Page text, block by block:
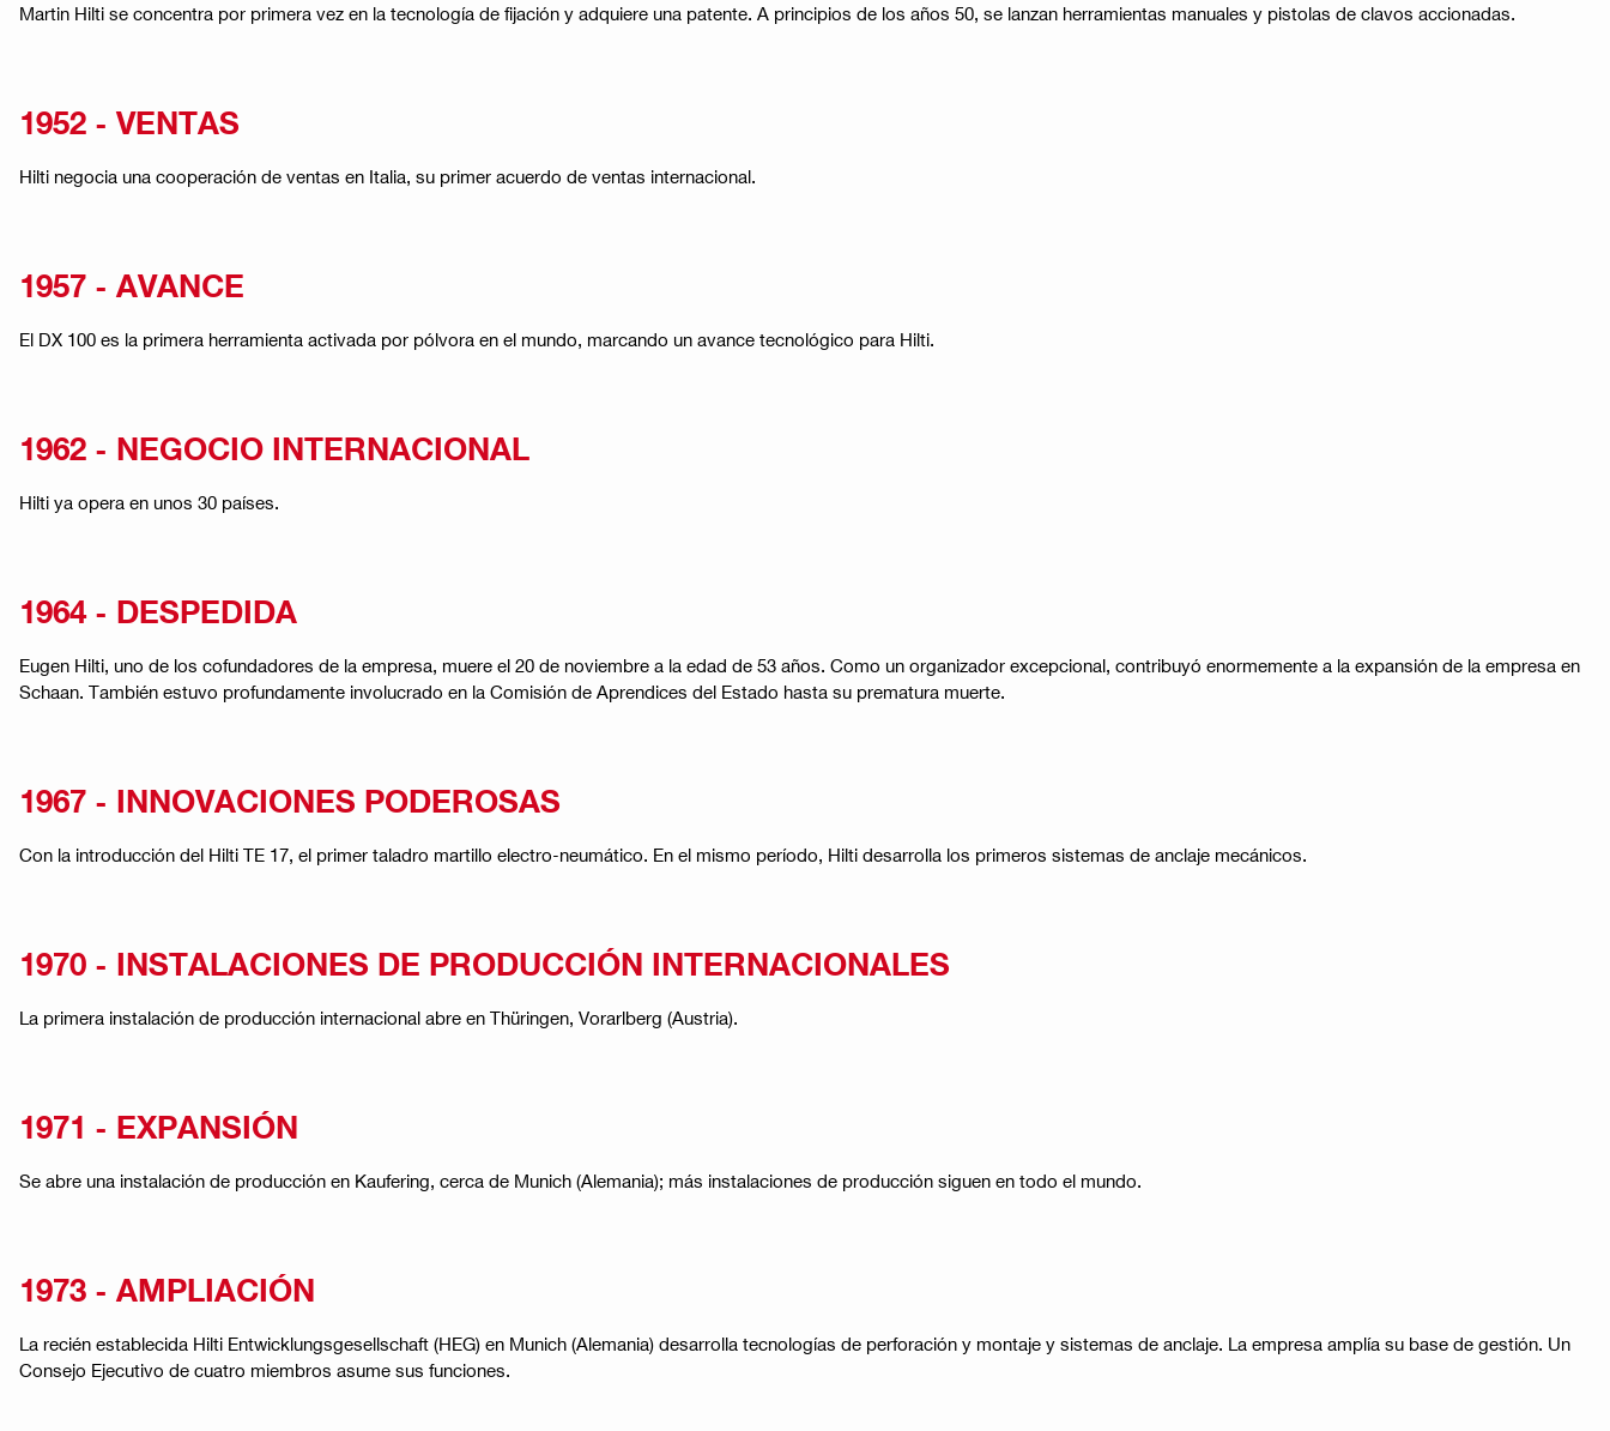
Martin Hilti se concentra por primera vez en la tecnología de fijación y adquiere una patente. A principios de los años 50, se lanzan herramientas manuales y pistolas de clavos accionadas.
1952 - VENTAS
Hilti negocia una cooperación de ventas en Italia, su primer acuerdo de ventas internacional.
1957 - AVANCE
El DX 100 es la primera herramienta activada por pólvora en el mundo, marcando un avance tecnológico para Hilti.
1962 - NEGOCIO INTERNACIONAL
Hilti ya opera en unos 30 países.
1964 - DESPEDIDA
Eugen Hilti, uno de los cofundadores de la empresa, muere el 20 de noviembre a la edad de 53 años. Como un organizador excepcional, contribuyó enormemente a la expansión de la empresa en
Schaan. También estuvo profundamente involucrado en la Comisión de Aprendices del Estado hasta su prematura muerte.
1967 - INNOVACIONES PODEROSAS
Con la introducción del Hilti TE 17, el primer taladro martillo electro-neumático. En el mismo período, Hilti desarrolla los primeros sistemas de anclaje mecánicos.
1970 - INSTALACIONES DE PRODUCCIÓN INTERNACIONALES
La primera instalación de producción internacional abre en Thüringen, Vorarlberg (Austria).
1971 - EXPANSIÓN
Se abre una instalación de producción en Kaufering, cerca de Munich (Alemania); más instalaciones de producción siguen en todo el mundo.
1973 - AMPLIACIÓN
La recién establecida Hilti Entwicklungsgesellschaft (HEG) en Munich (Alemania) desarrolla tecnologías de perforación y montaje y sistemas de anclaje. La empresa amplía su base de gestión. Un
Consejo Ejecutivo de cuatro miembros asume sus funciones.